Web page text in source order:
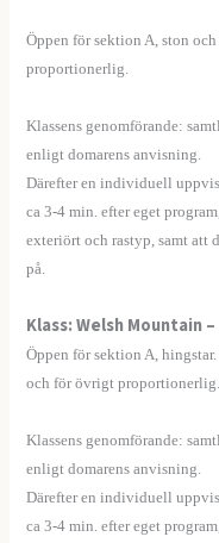
Öppen för sektion A, ston
proportionerlig.
Klassens genomförande:
enligt domarens anvisning.
Därefter en individuell
ca 3-4 min. efter eget
exteriört och rastyp, samt att
på.
Klass: Welsh Mountain
Öppen för sektion A,
och för övrigt proportionerlig.
Klassens genomförande:
enligt domarens anvisning.
Därefter en individuell
ca 3-4 min. efter eget